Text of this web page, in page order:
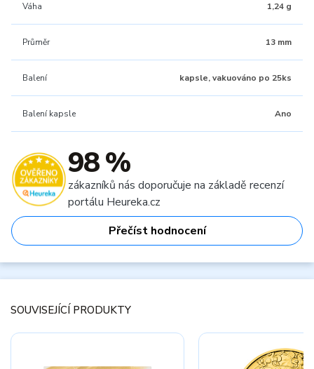
Váha 1,24 g
Průměr 13 mm
Balení kapsle, vakuováno po 25ks
Balení kapsle Ano
98 %
zákazníků nás doporučuje na základě recenzí
portálu Heureka.cz
Přečíst hodnocení
SOUVISEJÍCÍ PRODUKTY